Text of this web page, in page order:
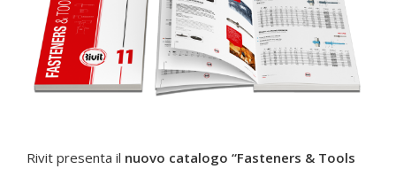
Rivit presenta il nuovo catalogo “Fasteners & Tools